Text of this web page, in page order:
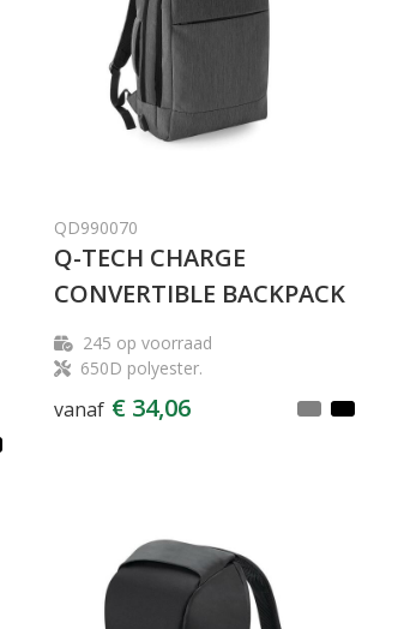
QD990070
Q-TECH CHARGE
CONVERTIBLE BACKPACK
245 op voorraad
650D polyester.
vanaf € 34,06